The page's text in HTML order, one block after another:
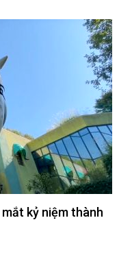
kỷ niệm thành